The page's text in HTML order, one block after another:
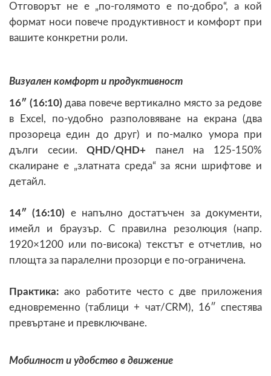
Отговорът не е „по-голямото е по-добро“, а кой
формат носи повече продуктивност и комфорт при
вашите конкретни роли.
Визуален комфорт и продуктивност
16″ (16:10) дава повече вертикално място за редове
в Excel, по-удобно разполовяване на екрана (два
прозореца един до друг) и по-малко умора при
дълги сесии.QHD/QHD+ панел на 125-150%
скалиране е „златната среда“ за ясни шрифтове и
детайл.
14″ (16:10) е напълно достатъчен за документи,
имейл и браузър. С правилна резолюция (напр.
1920×1200 или по-висока) текстът е отчетлив, но
площта за паралелни прозорци е по-ограничена.
Практика: ако работите често с две приложения
едновременно (таблици + чат/CRM), 16″ спестява
превъртане и превключване.
Мобилност и удобство в движение